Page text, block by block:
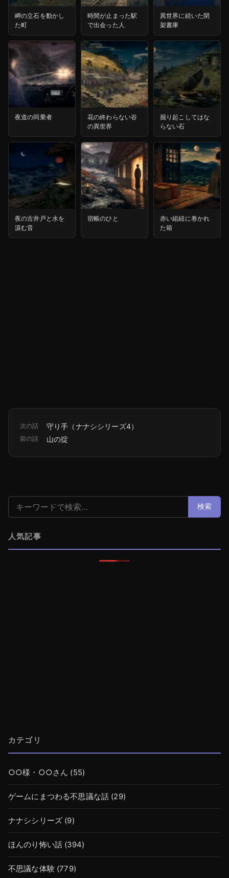
岬の立石を動かし
た町
時間が止まった駅
で出会った人
異世界に続いた閉
架書庫
夜道の同乗者
花の終わらない谷
の異世界
掘り起こしてはな
らない石
夜の古井戸と水を
汲む音
宿帳のひと
赤い組紐に巻かれ
た箱
次の話 守り手（ナナシシリーズ4）
前の話 山の掟
検索: 検索
人気記事
カテゴリ
○○様・○○さん (55)
ゲームにまつわる不思議な話 (29)
ナナシシリーズ (9)
ほんのり怖い話 (394)
不思議な体験 (779)